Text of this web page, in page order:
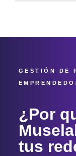
GESTIÓN DE
¿Por
tus